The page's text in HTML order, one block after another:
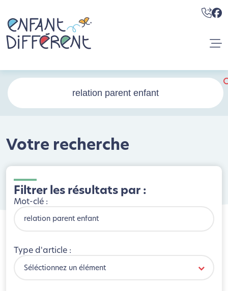
Votre recherche
Filtrer les résultats par :
Mot-clé :
Type d'article :
Séléctionnez un élément